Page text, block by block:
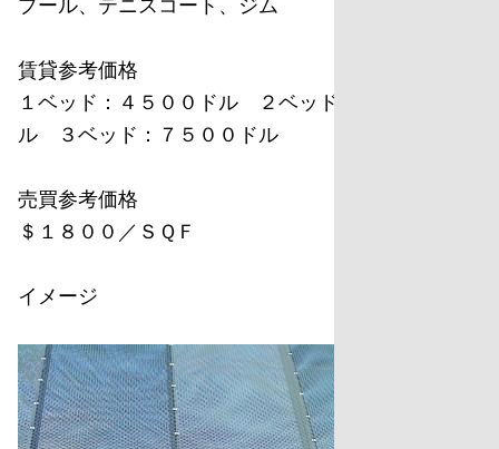
賃貸参考価格
１ベッド：４５００ドル ２ベッド：６０００ド
ル ３ベッド：７５００ドル
売買参考価格
＄１８００／ＳＱＦ
イメージ